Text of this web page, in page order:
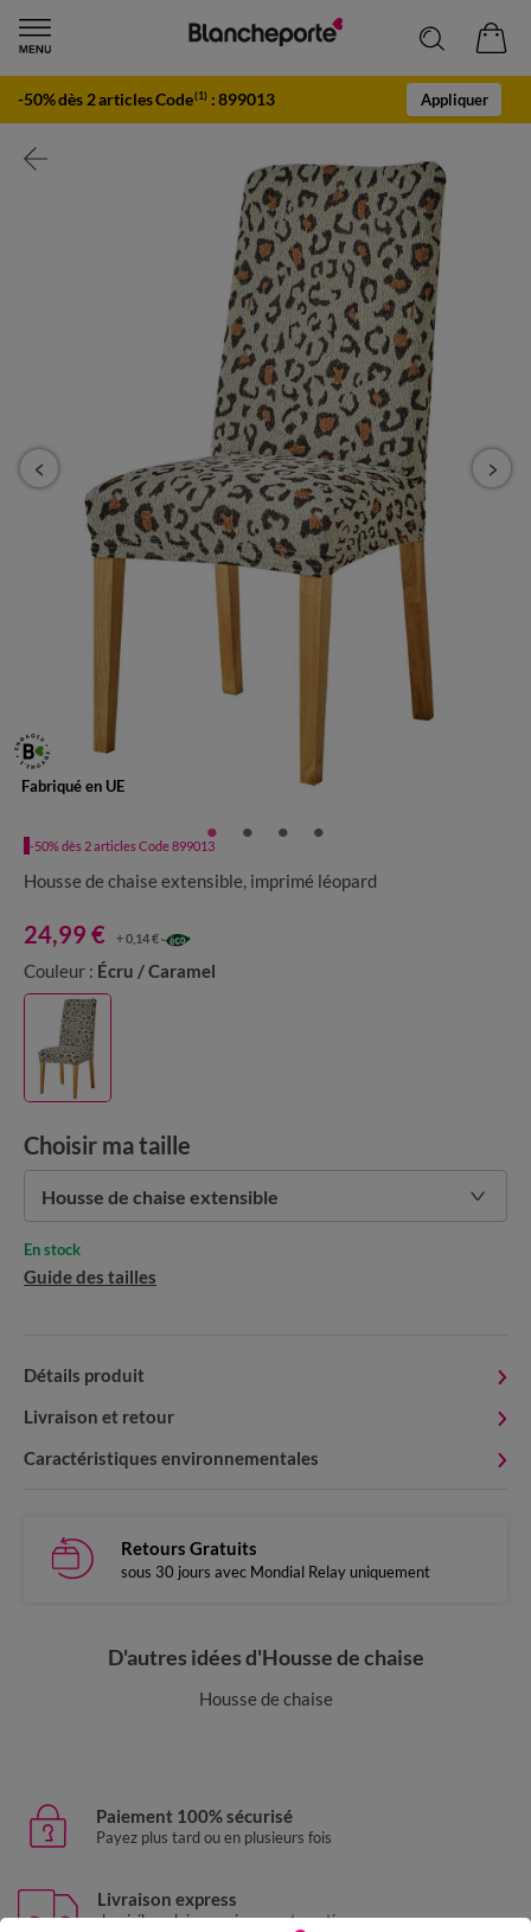
-50% dès 2 articles Code(1) :899013 Appliquer
Fabriqué en UE
-50% dès 2 articles Code 899013
Housse de chaise extensible, imprimé léopard
24,99 € + 0,14 €
Couleur : Écru / Caramel
Choisir ma taille
Housse de chaise extensible
Guide des tailles
En stock
Détails produit
Livraison et retour
Caractéristiques environnementales
Retours Gratuits
sous 30 jours avec Mondial Relay uniquement
D'autres idées d'Housse de chaise
Housse de chaise
Paiement 100% sécurisé
Payez plus tard ou en plusieurs fois
Livraison express
domicile, relais, consignes automatiques